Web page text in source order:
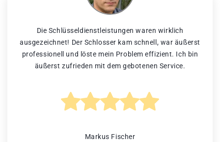
Die Schlüsseldienstleistungen waren wirklich
ausgezeichnet! Der Schlosser kam schnell, war äußerst
professionell und löste mein Problem effizient. Ich bin
äußerst zufrieden mit dem gebotenen Service.
Markus Fischer